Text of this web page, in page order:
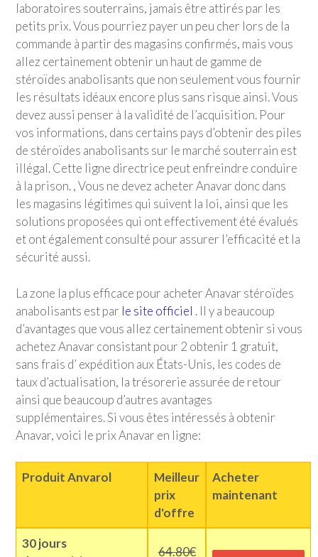
laboratoires souterrains, jamais être attirés par les
petits prix. Vous pourriez payer un peu cher lors de la
commande à partir des magasins confirmés, mais vous
allez certainement obtenir un haut de gamme de
stéroïdes anabolisants que non seulement vous fournir
les résultats idéaux encore plus sans risque ainsi. Vous
devez aussi penser à la validité de l’acquisition. Pour
vos informations, dans certains pays d’obtenir des piles
de stéroïdes anabolisants sur le marché souterrain est
illégal. Cette ligne directrice peut enfreindre conduire
à la prison. , Vous ne devez acheter Anavar donc dans
les magasins légitimes qui suivent la loi, ainsi que les
solutions proposées qui ont effectivement été évalués
et ont également consulté pour assurer l’efficacité et la
sécurité aussi.
La zone la plus efficace pour acheter Anavar stéroïdes
anabolisants est par le site officiel . Il y a beaucoup
d’avantages que vous allez certainement obtenir si vous
achetez Anavar consistant pour 2 obtenir 1 gratuit,
sans frais d’ expédition aux États-Unis, les codes de
taux d’actualisation, la trésorerie assurée de retour
ainsi que beaucoup d’autres avantages
supplémentaires. Si vous êtes intéressés à obtenir
Anavar, voici le prix Anavar en ligne:
Produit Anvarol
Meilleur
prix
d'offre
Acheter
maintenant
30 jours
64.80€